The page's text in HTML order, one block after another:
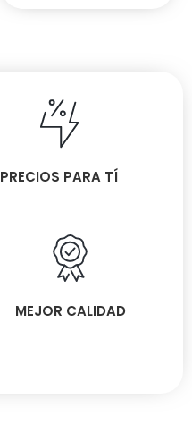
PRECIOS PARA TÍ
MEJOR CALIDAD